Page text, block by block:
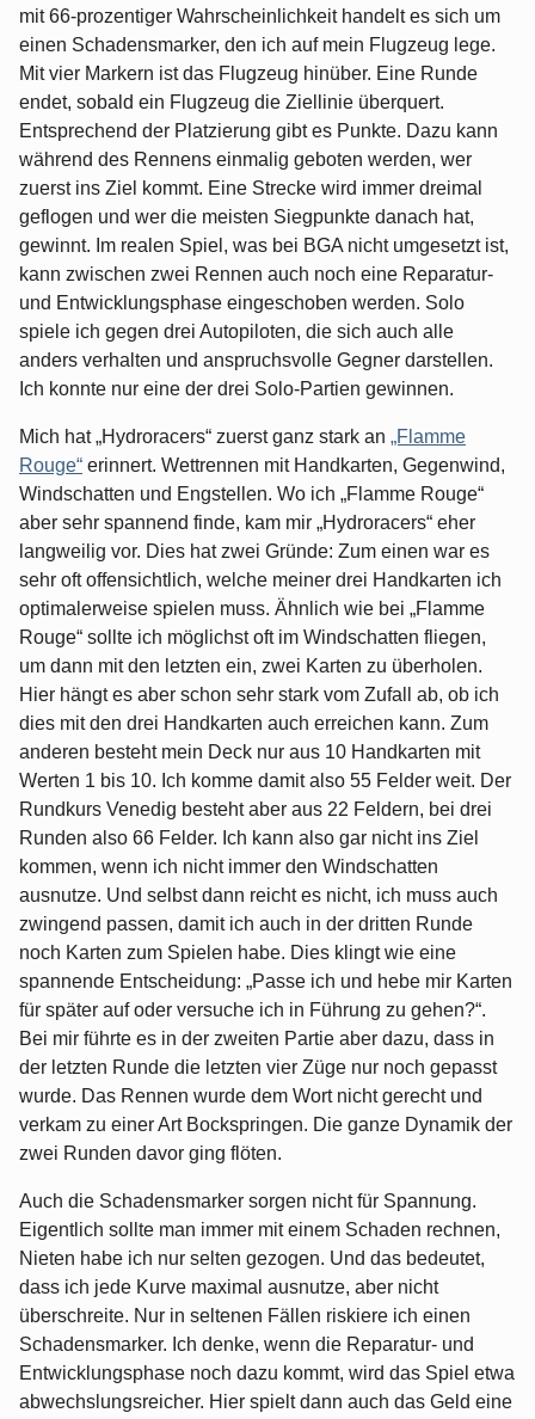
mit 66-prozentiger Wahrscheinlichkeit handelt es sich um
einen Schadensmarker, den ich auf mein Flugzeug lege.
Mit vier Markern ist das Flugzeug hinüber. Eine Runde
endet, sobald ein Flugzeug die Ziellinie überquert.
Entsprechend der Platzierung gibt es Punkte. Dazu kann
während des Rennens einmalig geboten werden, wer
zuerst ins Ziel kommt. Eine Strecke wird immer dreimal
geflogen und wer die meisten Siegpunkte danach hat,
gewinnt. Im realen Spiel, was bei BGA nicht umgesetzt ist,
kann zwischen zwei Rennen auch noch eine Reparatur-
und Entwicklungsphase eingeschoben werden. Solo
spiele ich gegen drei Autopiloten, die sich auch alle
anders verhalten und anspruchsvolle Gegner darstellen.
Ich konnte nur eine der drei Solo-Partien gewinnen.
Mich hat „Hydroracers“ zuerst ganz stark an „Flamme
Rouge“ erinnert. Wettrennen mit Handkarten, Gegenwind,
Windschatten und Engstellen. Wo ich „Flamme Rouge“
aber sehr spannend finde, kam mir „Hydroracers“ eher
langweilig vor. Dies hat zwei Gründe: Zum einen war es
sehr oft offensichtlich, welche meiner drei Handkarten ich
optimalerweise spielen muss. Ähnlich wie bei „Flamme
Rouge“ sollte ich möglichst oft im Windschatten fliegen,
um dann mit den letzten ein, zwei Karten zu überholen.
Hier hängt es aber schon sehr stark vom Zufall ab, ob ich
dies mit den drei Handkarten auch erreichen kann. Zum
anderen besteht mein Deck nur aus 10 Handkarten mit
Werten 1 bis 10. Ich komme damit also 55 Felder weit. Der
Rundkurs Venedig besteht aber aus 22 Feldern, bei drei
Runden also 66 Felder. Ich kann also gar nicht ins Ziel
kommen, wenn ich nicht immer den Windschatten
ausnutze. Und selbst dann reicht es nicht, ich muss auch
zwingend passen, damit ich auch in der dritten Runde
noch Karten zum Spielen habe. Dies klingt wie eine
spannende Entscheidung: „Passe ich und hebe mir Karten
für später auf oder versuche ich in Führung zu gehen?“.
Bei mir führte es in der zweiten Partie aber dazu, dass in
der letzten Runde die letzten vier Züge nur noch gepasst
wurde. Das Rennen wurde dem Wort nicht gerecht und
verkam zu einer Art Bockspringen. Die ganze Dynamik der
zwei Runden davor ging flöten.
Auch die Schadensmarker sorgen nicht für Spannung.
Eigentlich sollte man immer mit einem Schaden rechnen,
Nieten habe ich nur selten gezogen. Und das bedeutet,
dass ich jede Kurve maximal ausnutze, aber nicht
überschreite. Nur in seltenen Fällen riskiere ich einen
Schadensmarker. Ich denke, wenn die Reparatur- und
Entwicklungsphase noch dazu kommt, wird das Spiel etwa
abwechslungsreicher. Hier spielt dann auch das Geld eine